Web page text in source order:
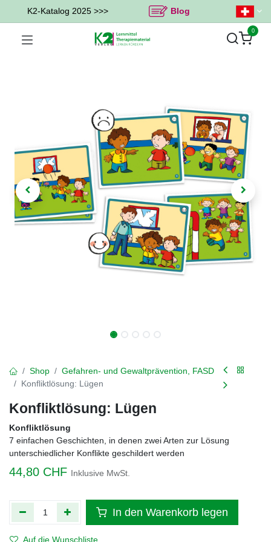
K2-Katalog 2025 >>> Blog
0
Shop
Gefahren- und Gewaltprävention, FASD
Konfliktlösung: Lügen
Konfliktlösung: Lügen
Konfliktlösung
7 einfachen Geschichten, in denen zwei Arten zur Lösung
unterschiedlicher Konflikte geschildert werden
44,80 CHF Inklusive MwSt.
In den Warenkorb legen
Auf die Wunschliste